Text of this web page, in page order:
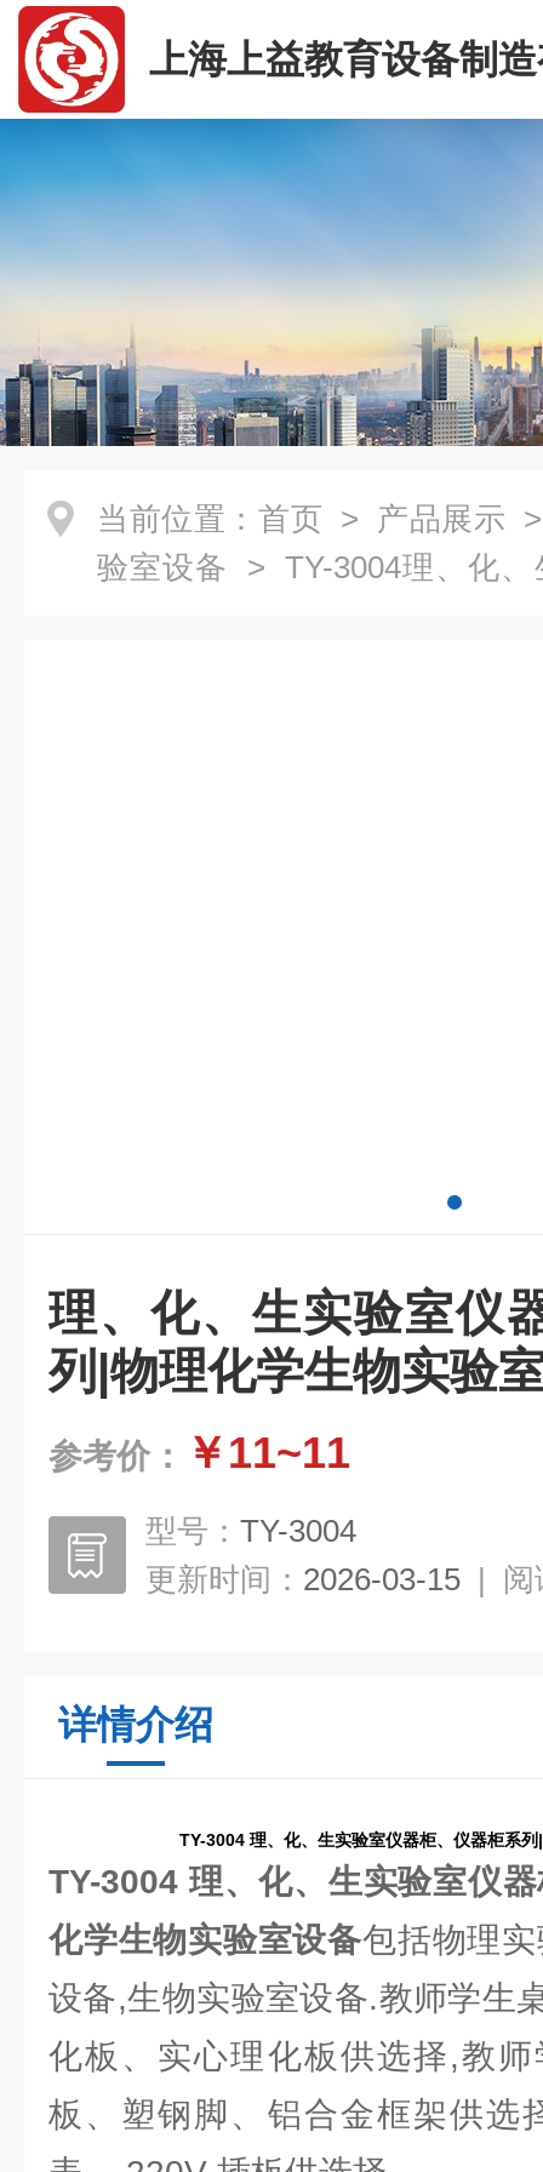
上海上益教育设备制
司
当前位置： 首页 > 产品展示
验室设备 > TY-3004理、化
理、化、生实验室仪
列|物理化学生物实验
参考价： ￥11~11
型号： TY-3004
更新时间： 2026-03-15 | 阅
详情介绍
TY-3004 理、化、生实验室仪器柜、仪器柜系
TY-3004 理、化、生实验室仪
化学生物实验室设备包括物理
设备,生物实验室设备.教师学生
化板、实心理化板供选择,教
板、塑钢脚、铝合金框架供选